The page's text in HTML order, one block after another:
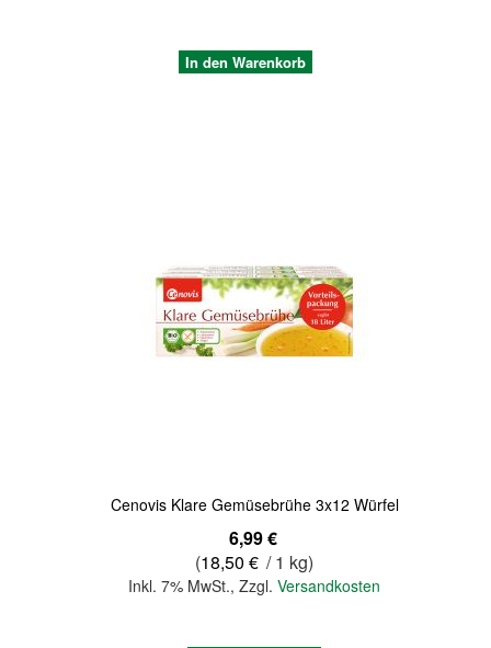
In den Warenkorb
Cenovis Klare Gemüsebrühe 3x12 Würfel
6,99 €
(18,50 € / 1 kg)
Inkl. 7% MwSt.,Zzgl.Versandkosten